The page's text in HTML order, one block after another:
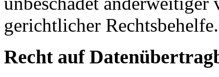
gerichtlicher Rechtsbehelfe.
Recht auf